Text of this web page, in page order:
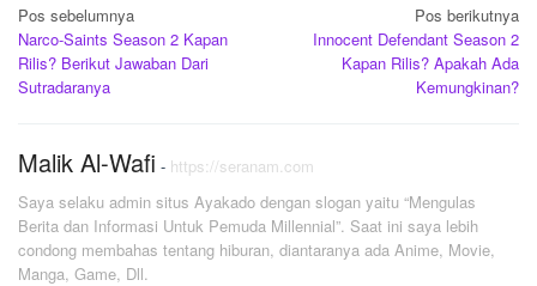
Navigasi
pos
Pos sebelumnya
Narco-Saints Season 2 Kapan
Rilis? Berikut Jawaban Dari
Sutradaranya
Pos berikutnya
Innocent Defendant Season 2
Kapan Rilis? Apakah Ada
Kemungkinan?
Malik Al-Wafi - https://seranam.com
Saya selaku admin situs Ayakado dengan slogan yaitu “Mengulas
Berita dan Informasi Untuk Pemuda Millennial”. Saat ini saya lebih
condong membahas tentang hiburan, diantaranya ada Anime, Movie,
Manga, Game, Dll.